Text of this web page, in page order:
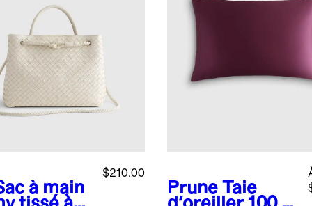
à main
$210.00
Prune Taie